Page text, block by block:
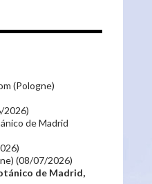
rares
Recherche Musicale
Chronologie(16)
(Pologne)
2026)
de Madrid
(08/07/2026)
de Madrid,